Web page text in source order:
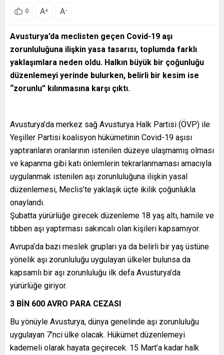
0 A+ A-
Avusturya’da meclisten geçen Covid-19 aşı
zorunluluğuna ilişkin yasa tasarısı, toplumda farklı
yaklaşımlara neden oldu. Halkın büyük bir çoğunluğu
düzenlemeyi yerinde bulurken, belirli bir kesim ise
“zorunlu” kılınmasına karşı çıktı.
Avusturya’da merkez sağ Avusturya Halk Partisi (ÖVP) ile
Yeşiller Partisi koalisyon hükümetinin Covid-19 aşısı
yaptıranların oranlarının istenilen düzeye ulaşmamış olması
ve kapanma gibi katı önlemlerin tekrarlanmaması amacıyla
uygulanmak istenilen aşı zorunluluğuna ilişkin yasal
düzenlemesi, Meclis’te yaklaşık üçte ikilik çoğunlukla
onaylandı.
Şubatta yürürlüğe girecek düzenleme 18 yaş altı, hamile ve
tıbben aşı yaptırması sakıncalı olan kişileri kapsamıyor.
Avrupa’da bazı meslek grupları ya da belirli bir yaş üstüne
yönelik aşı zorunluluğu uygulayan ülkeler bulunsa da
kapsamlı bir aşı zorunluluğu ilk defa Avusturya’da
yürürlüğe giriyor.
3 BİN 600 AVRO PARA CEZASI
Bu yönüyle Avusturya, dünya genelinde aşı zorunluluğu
uygulayan 7’nci ülke olacak. Hükümet düzenlemeyi
kademeli olarak hayata geçirecek. 15 Mart’a kadar halk